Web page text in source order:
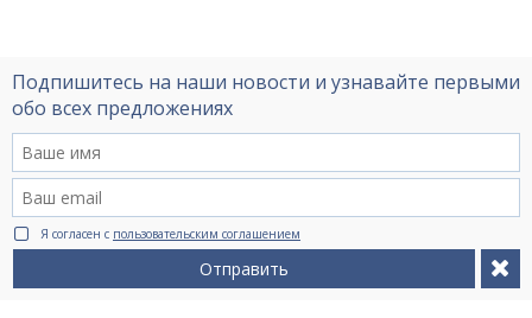
Подпишитесь на наши новости и узнавайте первыми
обо всех предложениях
Я согласен с пользовательским соглашением
Отправить